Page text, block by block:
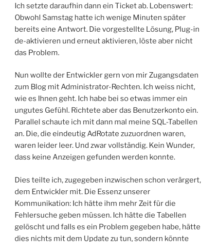
Ich setzte daraufhin dann ein Ticket ab. Lobenswert:
Obwohl Samstag hatte ich wenige Minuten später
bereits eine Antwort. Die vorgestellte Lösung, Plug-in
de-aktivieren und erneut aktivieren, löste aber nicht
das Problem.
Nun wollte der Entwickler gern von mir Zugangsdaten
zum Blog mit Administrator-Rechten. Ich weiss nicht,
wie es Ihnen geht. Ich habe bei so etwas immer ein
ungutes Gefühl. Richtete aber das Benutzerkonto ein.
Parallel schaute ich mit dann mal meine SQL-Tabellen
an. Die, die eindeutig AdRotate zuzuordnen waren,
waren leider leer. Und zwar vollständig. Kein Wunder,
dass keine Anzeigen gefunden werden konnte.
Dies teilte ich, zugegeben inzwischen schon verärgert,
dem Entwickler mit. Die Essenz unserer
Kommunikation: Ich hätte ihm mehr Zeit für die
Fehlersuche geben müssen. Ich hätte die Tabellen
gelöscht und falls es ein Problem gegeben habe, hätte
dies nichts mit dem Update zu tun, sondern könnte